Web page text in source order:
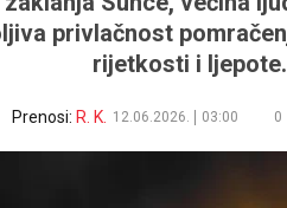
privlačnost
rijetkosti i ljepote.
Prenosi: R. K. 12.06.2026. 03:00 0